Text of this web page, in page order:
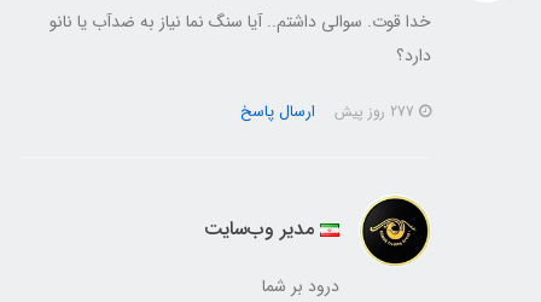
خدا قوت. سوالی داشتم.. آیا سنگ نما نیاز به ضدآب یا نانو
دارد؟
ارسال پاسخ
مدیر وب‌سایت
درود بر شما